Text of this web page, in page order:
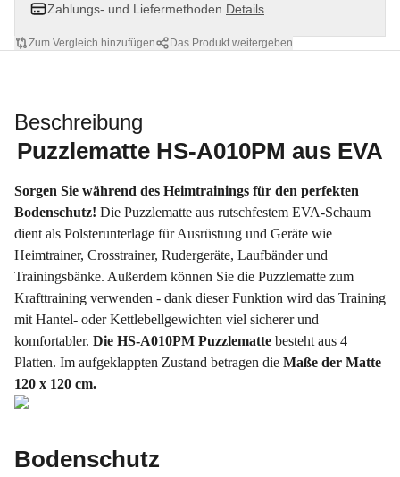
Zahlungs- und Liefermethoden Details
Zum Vergleich hinzufügen Das Produkt weitergeben
Beschreibung
Puzzlematte HS-A010PM aus EVA
Sorgen Sie während des Heimtrainings für den perfekten
Bodenschutz! Die Puzzlematte aus rutschfestem EVA-Schaum
dient als Polsterunterlage für Ausrüstung und Geräte wie
Heimtrainer, Crosstrainer, Rudergeräte, Laufbänder und
Trainingsbänke. Außerdem können Sie die Puzzlematte zum
Krafttraining verwenden - dank dieser Funktion wird das Training
mit Hantel- oder Kettlebellgewichten viel sicherer und
komfortabler. Die HS-A010PM Puzzlematte besteht aus 4
Platten. Im aufgeklappten Zustand betragen die Maße der Matte
120 x 120 cm.
Bodenschutz